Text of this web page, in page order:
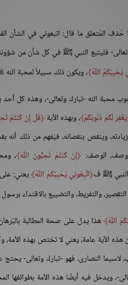
المُتعلق ما قال: اتبعوني في الشأن
فليتبع النبي ﷺ في كل شأن من
يُحْبِبْكُمُ اللَّهُ ، ويكون ذلك سبيلاً لمحبة الله
محبة الله -تبارك وتعالى-، وهذه كل أحد
لَكُمْ ذُنُوبَكُمْ ، وبهذه الآية قُلْ إِنْ كُنْتُمْ
وينقص بنقصانه، فيُفهم من ذلك أنه
الوصف:
إِنْ كُنْتُمْ تُحِبُّونَ اللَّهَ ،
النبي ﷺ فَ اتَّبِعُونِي يُحْبِبْكُمُ اللَّهُ يعني: على
والتفريط، والتضييع بالاقتداء
اللَّهُ هذا يدل على صحة المطالبة
الآية عامة، يعني لا تختص بهذه الأمة،
النصارى، فهو -تبارك وتعالى-
، ويدخل فيه أيضًا هذه الأمة بطوائفها